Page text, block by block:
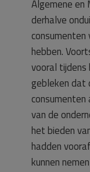
Algemene en
derhalve
consumenten
hebben.
vooral
gebleken dat
van de
het bieden
hadden
kunnen